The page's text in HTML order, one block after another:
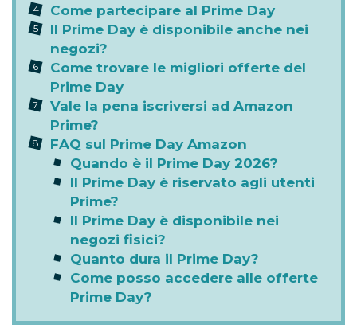
Come partecipare al Prime Day
Il Prime Day è disponibile anche nei
negozi?
Come trovare le migliori offerte del
Prime Day
Vale la pena iscriversi ad Amazon
Prime?
FAQ sul Prime Day Amazon
Quando è il Prime Day 2026?
Il Prime Day è riservato agli utenti
Prime?
Il Prime Day è disponibile nei
negozi fisici?
Quanto dura il Prime Day?
Come posso accedere alle offerte
Prime Day?